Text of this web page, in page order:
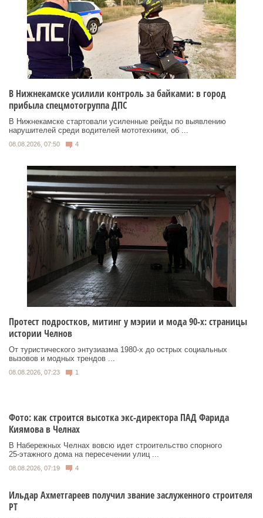
В Нижнекамске усилили контроль за байками: в город
прибыла спецмотогруппа ДПС
В Нижнекамске стартовали усиленные рейды по выявлению
нарушителей среди водителей мототехники, об ...
08.08.2026, 07:50 4
Протест подростков, митинг у мэрии и мода 90-х: страницы
истории Челнов
От туристического энтузиазма 1980‑х до острых социальных
вызовов и модных трендов ...
08.08.2026, 07:23 1
Фото: как строится высотка экс-директора ПАД Фарида
Киямова в Челнах
В Набережных Челнах вовсю идет строительство спорного
25‑этажного дома на пересечении улиц ...
08.08.2026, 07:19 4
Ильдар Ахметгареев получил звание заслуженного строителя
РТ